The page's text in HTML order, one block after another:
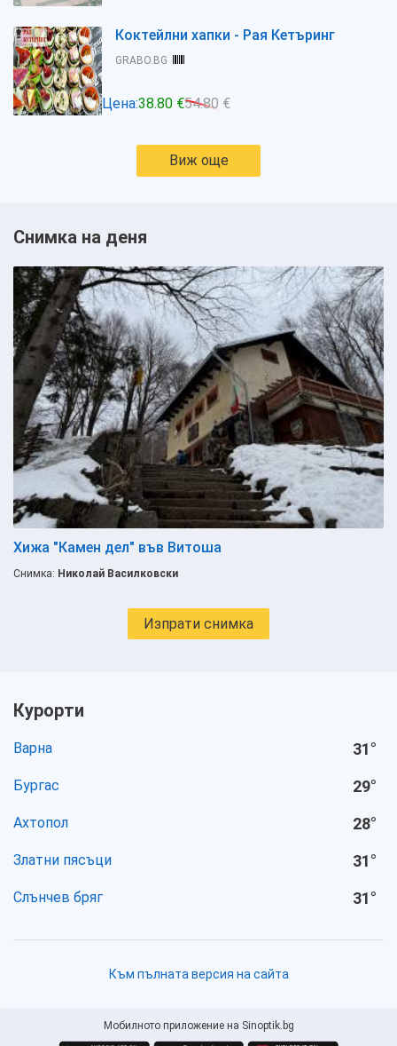
Коктейлни хапки - Рая Кетъринг
GRABO.BG
Цена:38.80 €54.80 €
Виж още
Снимка на деня
Хижа "Камен дел" във Витоша
Снимка: Николай Василковски
Изпрати снимка
Курорти
Варна 31°
Бургас 29°
Ахтопол 28°
Златни пясъци 31°
Слънчев бряг 31°
Към пълната версия на сайта
Мобилното приложение на Sinoptik.bg